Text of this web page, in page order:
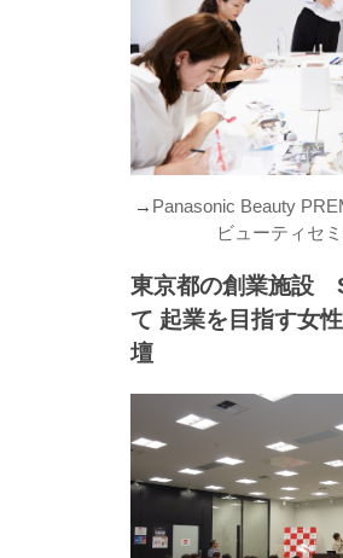
→ Panasonic Beauty
ビューティセ
東京都の創業施設
て 起業を目指す女
壇